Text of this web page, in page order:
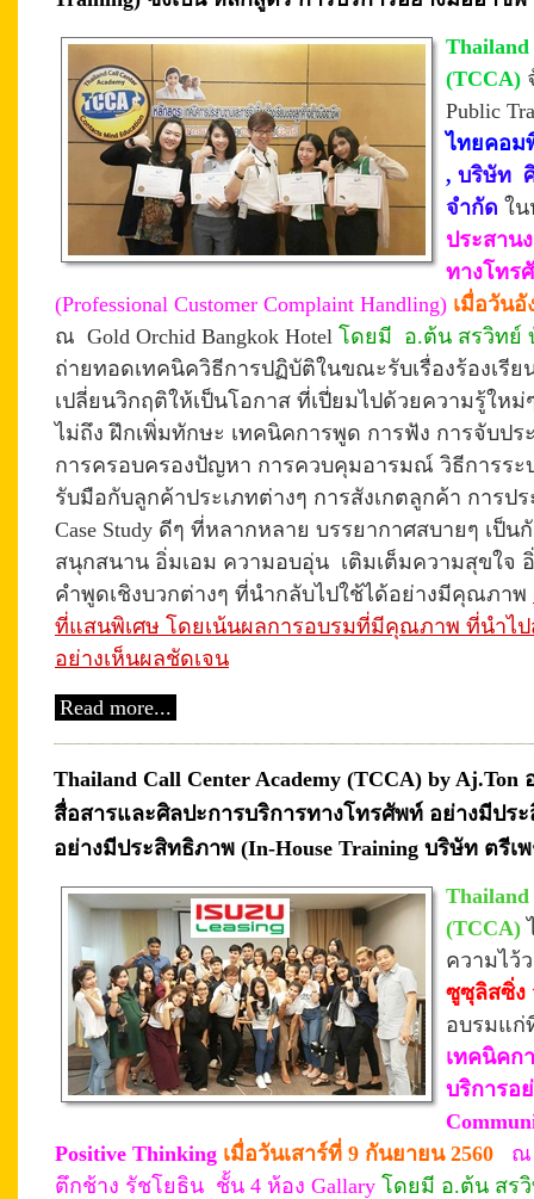
Thailand
(TCCA)
Public
ไทยคอม
, บริษัท
จำกัด ใ
ประสาน
ทางโทร
(Professional Customer Complaint Handling) เมื่อวัน
ณ Gold Orchid Bangkok Hotel โดยมี อ.ต้น สรวิทย์
ถ่ายทอดเทคนิควิธีการปฏิบัติในขณะรับเรื่องร้องเรี
เปลี่ยนวิกฤติให้เป็นโอกาส ที่เปี่ยมไปด้วยความรู้ให
ไม่ถึง ฝึกเพิ่มทักษะ เทคนิคการพูด การฟัง การจับปร
การครอบครองปัญหา การควบคุมอารมณ์ วิธีการระ
รับมือกับลูกค้าประเภทต่างๆ การสังเกตลูกค้า การป
Case Study ดีๆ ที่หลากหลาย บรรยากาศสบายๆ เป็น
สนุกสนาน อิ่มเอม ความอบอุ่น เติมเต็มความสุขใจ
คำพูดเชิงบวกต่างๆ ที่นำกลับไปใช้ได้อย่างมีคุณภาพ
ที่แสนพิเศษ โดยเน้นผลการอบรมที่มีคุณภาพ ที่นำไป
อย่างเห็นผลชัดเจน
Read more...
Thailand Call Center Academy (TCCA) by
สื่อสารและศิลปะการบริการทางโทรศัพท์ อย่างมีปร
อย่างมีประสิทธิภาพ (In-House Training บริษัท ตรี
Thailand
(TCCA)
ความไว้
ซูซุลิสซิ่ง
อบรมแก่
เทคนิคก
บริการอ
Positive Thinking เมื่อวันเสาร์ที่ 9 กันยายน 2560
ณ
ตึกช้าง รัชโยธิน ชั้น 4 ห้อง Gallary โดยมี อ.ต้น สร